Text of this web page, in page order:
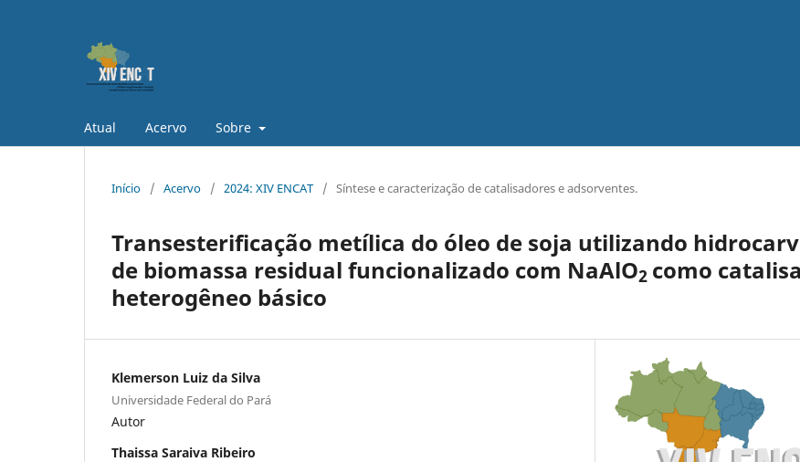
Atual Acervo Sobre
Início / Acervo / 2024: XIV ENCAT / Síntese e caracterização de catalisadores e adsorventes.
Transesterificação metílica do óleo de soja utilizando
de biomassa residual funcionalizado com NaAlO2 como
heterogêneo básico
Klemerson Luiz da Silva
Universidade Federal do Pará
Autor
Thaissa Saraiva Ribeiro